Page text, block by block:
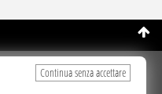
2026
Continua senza accettare